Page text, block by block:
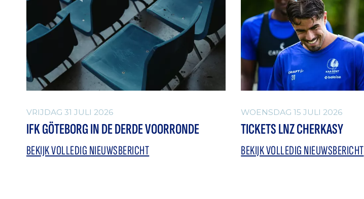
VRIJDAG 31 JULI 2026
IFK GÖTEBORG IN DE DERDE VOORRONDE
BEKIJK VOLLEDIG NIEUWSBERICHT
WOENSDAG 15 JULI 2026
TICKETS LNZ CHERKASY
BEKIJK VOLLEDIG NIEUWSBERICHT